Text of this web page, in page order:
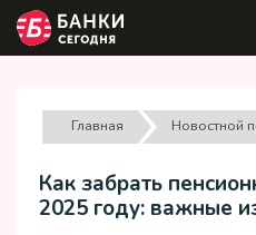
Главная Новостной
Как забрать
2025 году: важные